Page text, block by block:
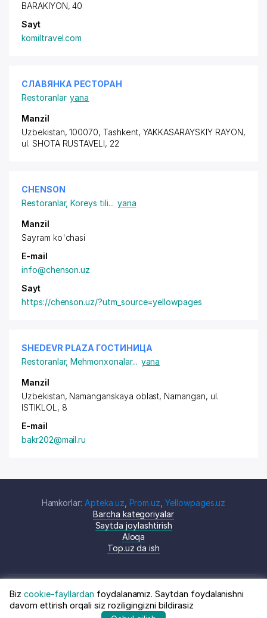
BARAKIYON, 40
Sayt
komiltravel.com
СЛАВЯНКА РЕСТОРАН
Restoranlar yana
Manzil
Uzbekistan, 100070, Tashkent, YAKKASARAYSKIY RAYON,
ul. SHOTA RUSTAVELI, 22
CHENSON
Restoranlar,Koreys tili... yana
Manzil
Sayram ko'chasi
E-mail
info@chenson.uz
Sayt
https://chenson.uz/?utm_source=yellowpages
SHEDEVR PLAZA ГОСТИНИЦА
Restoranlar,Mehmonxonalar... yana
Manzil
Uzbekistan, Namanganskaya oblast, Namangan, ul.
ISTIKLOL , 8
E-mail
bakr202@mail.ru
Hamkorlar: Apteka.uz Prom.uz ,Yellowpages.uz
Barcha kategoriyalar
Saytda joylashtirish
Aloqa
Top.uz da ish
© Top.uz, 2024 O'zbekiston kompaniyalari
Shartnoma
Biz cookie-fayllardan foydalanamiz. Saytdan foydalanishni
davom ettirish orqali siz roziligingizni bildirasiz